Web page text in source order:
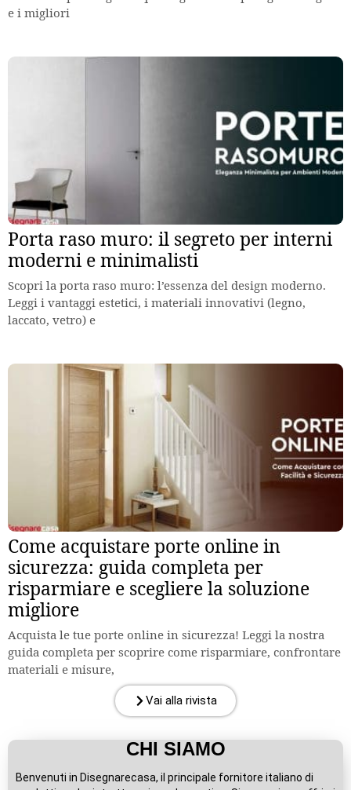
e i migliori
Porta raso muro: il segreto per interni
moderni e minimalisti
Scopri la porta raso muro: l’essenza del design moderno.
Leggi i vantaggi estetici, i materiali innovativi (legno,
laccato, vetro) e
Come acquistare porte online in
sicurezza: guida completa per
risparmiare e scegliere la soluzione
migliore
Acquista le tue porte online in sicurezza! Leggi la nostra
guida completa per scoprire come risparmiare, confrontare
materiali e misure,
Vai alla rivista
CHI SIAMO
Benvenuti in Disegnarecasa, il principale fornitore italiano di